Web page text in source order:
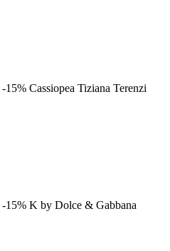
-15% Cassiopea Tiziana Terenzi
-15% K by Dolce & Gabbana